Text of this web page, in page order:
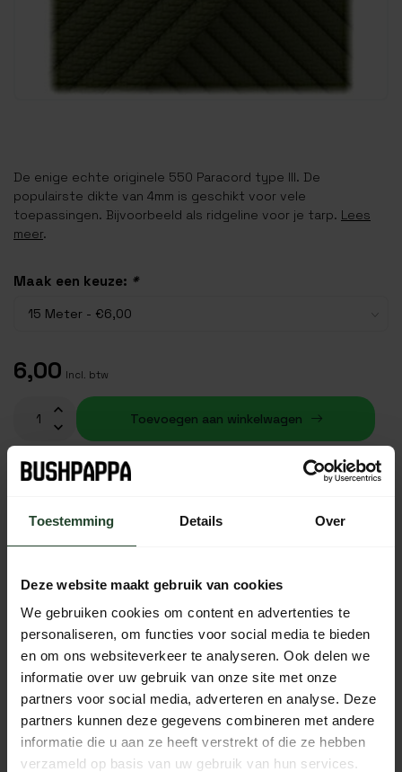
Toestemming Details Over
Deze website maakt gebruik van cookies
We gebruiken cookies om content en advertenties te
personaliseren, om functies voor social media te bieden
en om ons websiteverkeer te analyseren. Ook delen we
informatie over uw gebruik van onze site met onze
partners voor social media, adverteren en analyse. Deze
partners kunnen deze gegevens combineren met andere
informatie die u aan ze heeft verstrekt of die ze hebben
verzameld op basis van uw gebruik van hun services.
De enige echte originele 550 Paracord type III. De
populairste dikte van 4mm is geschikt voor vele
toepassingen. Bijvoorbeeld als ridgeline voor je tarp. Lees
meer.
Maak een keuze: *
6,00 Incl. btw
Toevoegen aan winkelwagen
Op voorraad (4)
14 dagen bedenktijd met no-nonsens retourbeleid
Iedere dag bereikbaar van 10:00 tot 20:00 via de chat,
telefoon of email
PRODUCTOMSCHRIJVING